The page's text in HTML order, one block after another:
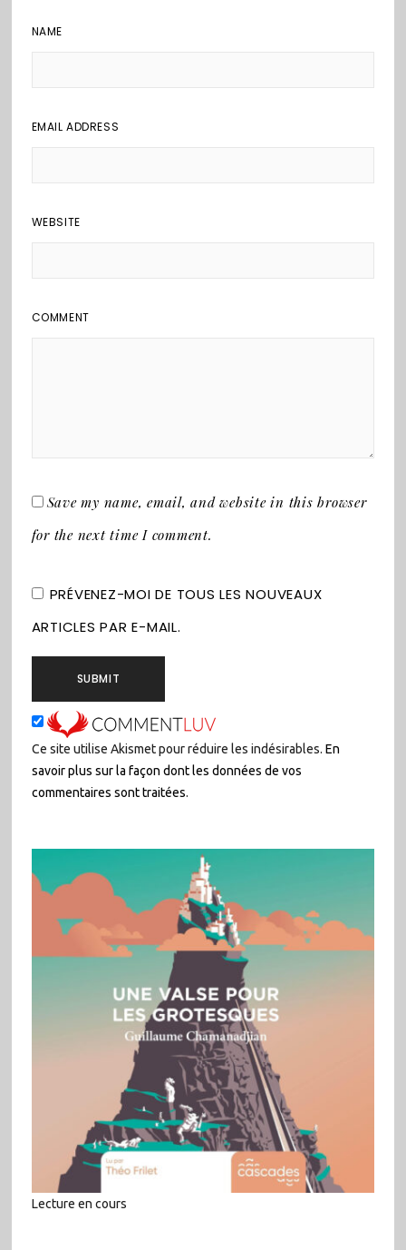
NAME
EMAIL ADDRESS
WEBSITE
COMMENT
Save my name, email, and website in this browser
for the next time I comment.
PRÉVENEZ-MOI DE TOUS LES NOUVEAUX
ARTICLES PAR E-MAIL.
Ce site utilise Akismet pour réduire les indésirables. En
savoir plus sur la façon dont les données de vos
commentaires sont traitées.
Lecture en cours